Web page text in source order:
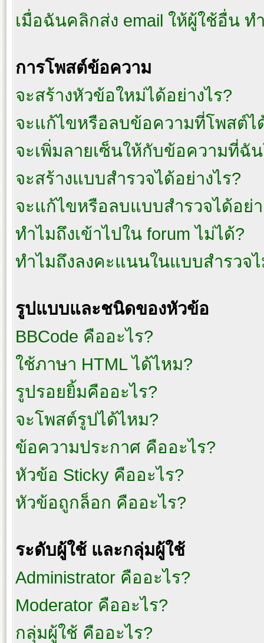
เมื่อฉันคลิกส่ง email ให้ผู้ใช้อื่น
การโพสต์ข้อความ
จะสร้างหัวข้อใหม่ได้อย่างไร?
จะแก้ไขหรือลบข้อความที่โพสต์ไ
จะเพิ่มลายเซ็นให้กับข้อความที่ฉั
จะสร้างแบบสำรวจได้อย่างไร?
จะแก้ไขหรือลบแบบสำรวจได้อย่า
ทำไมถึงเข้าไปใน forum ไม่ได้?
ทำไมถึงลงคะแนนในแบบสำรวจ
รูปแบบและชนิดของหัวข้อ
BBCode คืออะไร?
ใช้ภาษา HTML ได้ไหม?
รูปรอยยิ้มคืออะไร?
จะโพสต์รูปได้ไหม?
ข้อความประกาศ คืออะไร?
หัวข้อ Sticky คืออะไร?
หัวข้อถูกล็อก คืออะไร?
ระดับผู้ใช้ และกลุ่มผู้ใช้
Administrator คืออะไร?
Moderator คืออะไร?
กลุ่มผู้ใช้ คืออะไร?